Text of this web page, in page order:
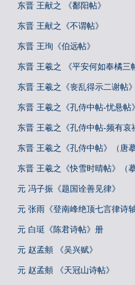
东晋 王献之 《鄱阳帖》
东晋 王献之《不谓帖》
东晋 王珣《伯远帖》
东晋 王羲之 《平安何如奉橘三
东晋 王羲之《丧乱得示二谢帖
东晋 王羲之《孔侍中帖-忧悬帖
东晋 王羲之《孔侍中帖-频有哀
东晋 王羲之《孔侍中帖》（唐摹
东晋 王羲之《快雪时晴帖》（摹
元 冯子振《题国诠善见律》
元 张雨《登南峰绝顶七言律诗轴
元 白珽《陈君诗帖》册
元 赵孟頫 《吴兴赋》
元 赵孟頫 《天冠山诗帖》